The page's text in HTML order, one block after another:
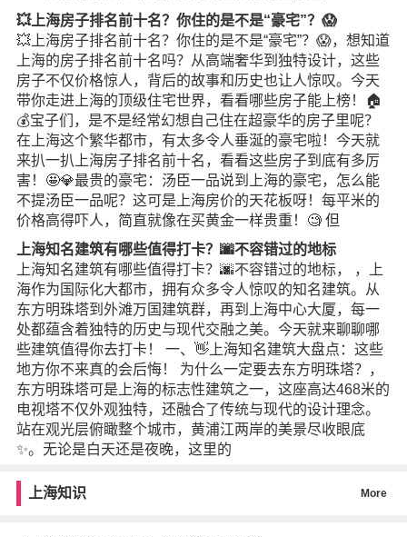
💥上海房子排名前十名？你住的是不是“豪宅”？😱
💥上海房子排名前十名？你住的是不是“豪宅”？😱，想知道
上海的房子排名前十名吗？从高端奢华到独特设计，这些
房子不仅价格惊人，背后的故事和历史也让人惊叹。今天
带你走进上海的顶级住宅世界，看看哪些房子能上榜！🏠
💰宝子们，是不是经常幻想自己住在超豪华的房子里呢？
在上海这个繁华都市，有太多令人垂涎的豪宅啦！今天就
来扒一扒上海房子排名前十名，看看这些房子到底有多厉
害！🤩💎最贵的豪宅：汤臣一品说到上海的豪宅，怎么能
不提汤臣一品呢？这可是上海房价的天花板呀！每平米的
价格高得吓人，简直就像在买黄金一样贵重！🧐 但
上海知名建筑有哪些值得打卡？🌆不容错过的地标
上海知名建筑有哪些值得打卡？🌆不容错过的地标， ，上
海作为国际化大都市，拥有众多令人惊叹的知名建筑。从
东方明珠塔到外滩万国建筑群，再到上海中心大厦，每一
处都蕴含着独特的历史与现代交融之美。今天就来聊聊哪
些建筑值得你去打卡！ 一、👋上海知名建筑大盘点：这些
地方你不来真的会后悔！ 为什么一定要去东方明珠塔？，
东方明珠塔可是上海的标志性建筑之一，这座高达468米的
电视塔不仅外观独特，还融合了传统与现代的设计理念。
站在观光层俯瞰整个城市，黄浦江两岸的美景尽收眼底
✨。无论是白天还是夜晚，这里的
上海知识 More